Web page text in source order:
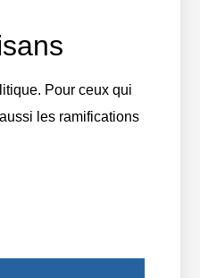
Pour ceux qui
les ramifications